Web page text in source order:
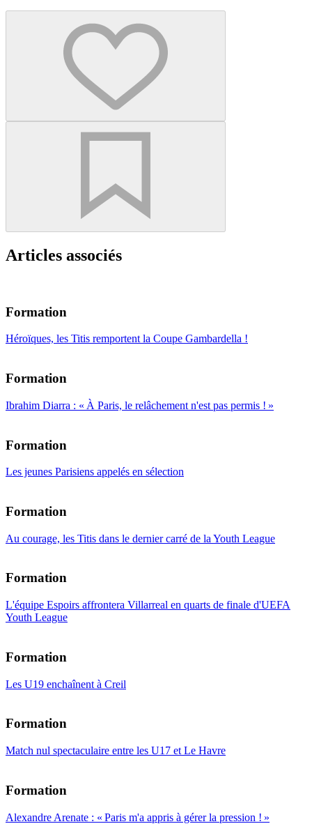
Articles associés
Formation
Héroïques, les Titis remportent la Coupe Gambardella !
Formation
Ibrahim Diarra : « À Paris, le relâchement n'est pas permis ! »
Formation
Les jeunes Parisiens appelés en sélection
Formation
Au courage, les Titis dans le dernier carré de la Youth League
Formation
L'équipe Espoirs affrontera Villarreal en quarts de finale d'UEFA
Youth League
Formation
Les U19 enchaînent à Creil
Formation
Match nul spectaculaire entre les U17 et Le Havre
Formation
Alexandre Arenate : « Paris m'a appris à gérer la pression ! »